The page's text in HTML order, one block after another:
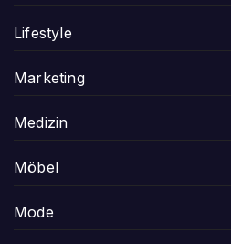
Lifestyle
Marketing
Medizin
Möbel
Mode